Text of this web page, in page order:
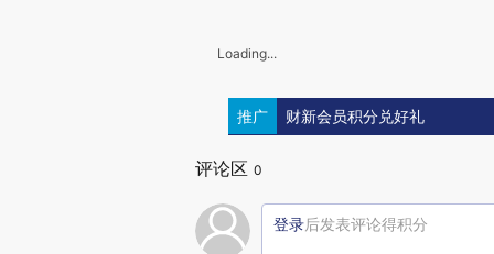
Loading...
推广 财新会员积分兑好礼
评论区 0
登录后发表评论得积分